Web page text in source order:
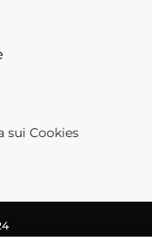
sui Cookies